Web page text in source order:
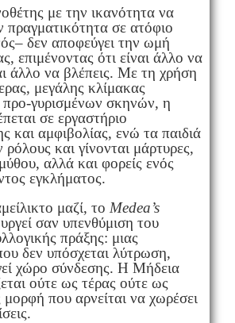
με την ικανότητα να
πραγματικότητα σε ατόφιο
δεν αποφεύγει την ωμή
επιμένοντας ότι είναι άλλο να
άλλο να βλέπεις. Με τη χρήση
μεγάλης κλίμακας
γυρισμένων σκηνών, η
σε εργαστήριο
και αμφιβολίας, ενώ τα παιδιά
και γίνονται μάρτυρες,
αλλά και φορείς ενός
εγκλήματος.
μαζί, το Medea’s
σαν υπενθύμιση του
πράξης: μιας
δεν υπόσχεται λύτρωση,
χώρο σύνδεσης. Η Μήδεια
ούτε ως τέρας ούτε ως
που αρνείται να χωρέσει